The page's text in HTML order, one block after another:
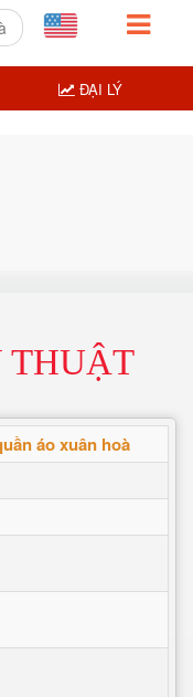
THUẬT
áo xuân hoà
ĐẠI LÝ